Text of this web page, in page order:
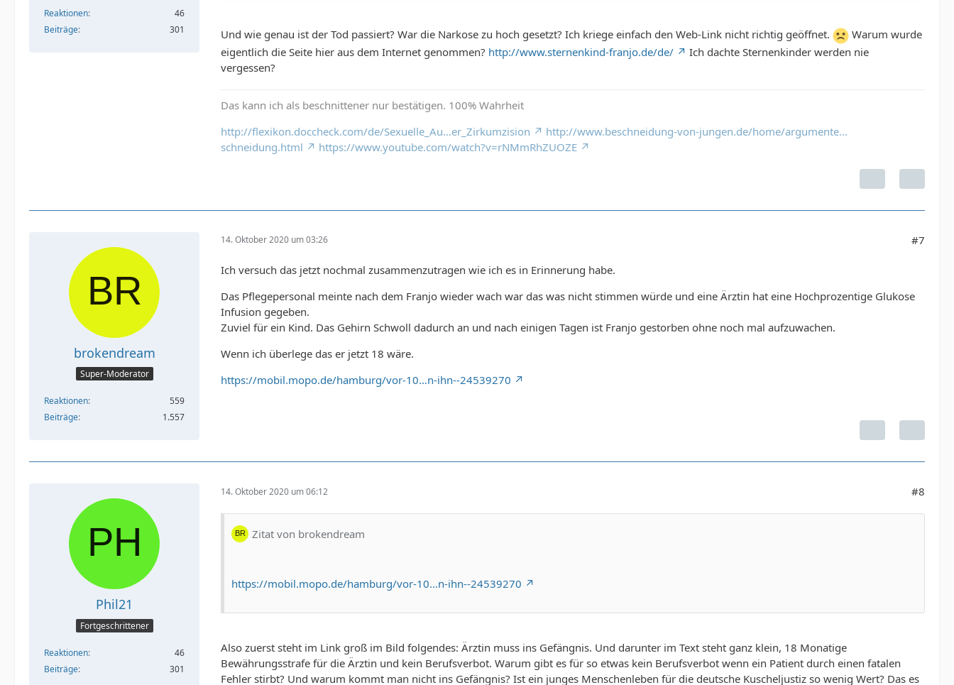
Reaktionen
46
Beiträge
301 Und wie genau ist der Tod passiert? War die Narkose zu hoch gesetzt? Ich kriege einfach den Web-Link nicht richtig geöffnet.
Warum wurde
eigentlich die Seite hier aus dem Internet genommen? http://www.sternenkind-franjo.de/de/
Ich dachte Sternenkinder werden nie
vergessen?
Das kann ich als beschnittener nur bestätigen. 100% Wahrheit
http://flexikon.doccheck.com/de/Sexuelle_Au…er_Zirkumzision
http://www.beschneidung-von-jungen.de/home/argumente…
schneidung.html
https://www.youtube.com/watch?v=rNMmRhZUOZE
brokendream
Super-Moderator
Reaktionen
559
Beiträge
1.557
14. Oktober 2020 um 03:26 #7
Ich versuch das jetzt nochmal zusammenzutragen wie ich es in Erinnerung habe.
Das Pflegepersonal meinte nach dem Franjo wieder wach war das was nicht stimmen würde und eine Ärztin hat eine Hochprozentige Glukose
Infusion gegeben.
Zuviel für ein Kind. Das Gehirn Schwoll dadurch an und nach einigen Tagen ist Franjo gestorben ohne noch mal aufzuwachen.
Wenn ich überlege das er jetzt 18 wäre.
https://mobil.mopo.de/hamburg/vor-10…n-ihn--24539270
Phil21
Fortgeschrittener
Reaktionen
46
Beiträge
301
14. Oktober 2020 um 06:12 #8
Zitat von brokendream
https://mobil.mopo.de/hamburg/vor-10…n-ihn--24539270
Also zuerst steht im Link groß im Bild folgendes: Ärztin muss ins Gefängnis. Und darunter im Text steht ganz klein, 18 Monatige
Bewährungsstrafe für die Ärztin und kein Berufsverbot. Warum gibt es für so etwas kein Berufsverbot wenn ein Patient durch einen fatalen
Fehler stirbt? Und warum kommt man nicht ins Gefängnis? Ist ein junges Menschenleben für die deutsche Kuscheljustiz so wenig Wert? Das es